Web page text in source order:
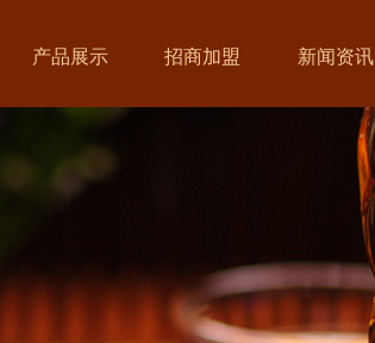
产品展示 招商加盟 新闻资讯